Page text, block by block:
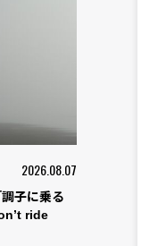
2026.08.07
子に乗る
ride